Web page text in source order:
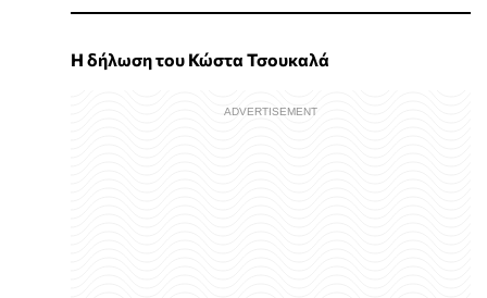
Η δήλωση του Κώστα Τσουκαλά